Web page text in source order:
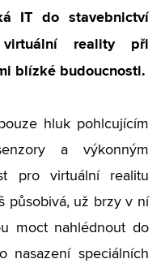
IT do stavebnictví
reality při
blízké budoucnosti.
hluk pohlcujícím
a výkonným
pro virtuální realitu
působivá, už brzy v ní
moct nahlédnout do
nasazení speciálních